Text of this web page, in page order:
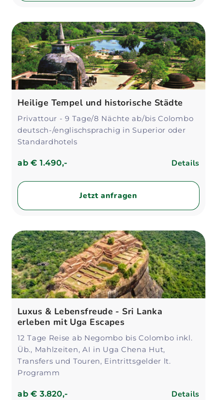
Heilige Tempel und historische Städte
Privattour - 9 Tage/8 Nächte ab/bis Colombo
deutsch-/englischsprachig in Superior oder
Standardhotels
ab€ 1.490,- Details
Jetzt anfragen
Luxus & Lebensfreude - Sri Lanka
erleben mit Uga Escapes
12 Tage Reise ab Negombo bis Colombo inkl.
Üb., Mahlzeiten, AI in Uga Chena Hut,
Transfers und Touren, Eintrittsgelder lt.
Programm
ab€ 3.820,- Details